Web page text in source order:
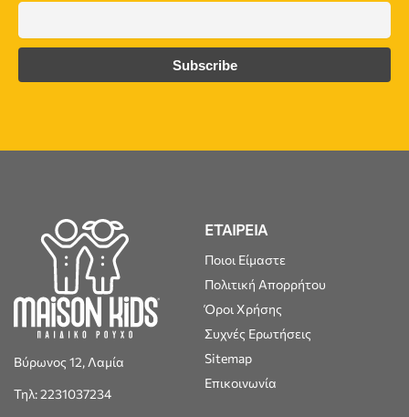
Βύρωνος 12, Λαμία
Τηλ: 2231037234
ΕΤΑΙΡΕΙΑ
Ποιοι Είμαστε
Πολιτική Απορρήτου
Όροι Χρήσης
Συχνές Ερωτήσεις
Sitemap
Επικοινωνία